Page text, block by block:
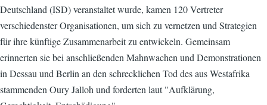
Deutschland (ISD) veranstaltet wurde, kamen 120 Vertreter
verschiedenster Organisationen, um sich zu vernetzen und Strategien
für ihre künftige Zusammenarbeit zu entwickeln. Gemeinsam
erinnerten sie bei anschließenden Mahnwachen und Demonstrationen
in Dessau und Berlin an den schrecklichen Tod des aus Westafrika
stammenden Oury Jalloh und forderten laut "Aufklärung,